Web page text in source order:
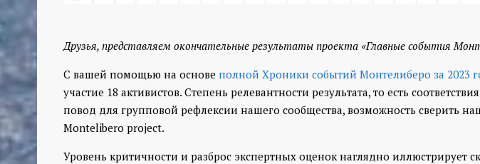
Друзья, представляем окончательные результаты проекта «Главные события
С вашей помощью на основе полной Хроники событий Монтелиберо за 2023
участие 18 активистов. Степень релевантности результата, то есть
повод для групповой рефлексии нашего сообщества, возможность сверить
Montelibero project.
Уровень критичности и разброс экспертных оценок наглядно иллюстрирует